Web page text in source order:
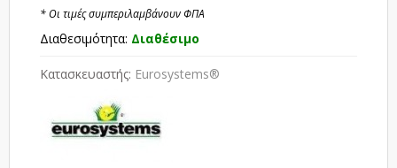
* Οι τιμές συμπεριλαμβάνουν ΦΠΑ
Διαθεσιμότητα: Διαθέσιμο
Κατασκευαστής: Eurosystems®